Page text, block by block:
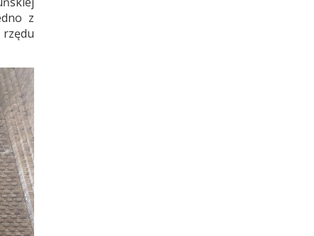
z
rzędu